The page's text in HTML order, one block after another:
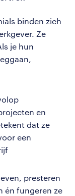
binden zich
Ze
je hun
en
dat ze
een
presteren
én fungeren ze